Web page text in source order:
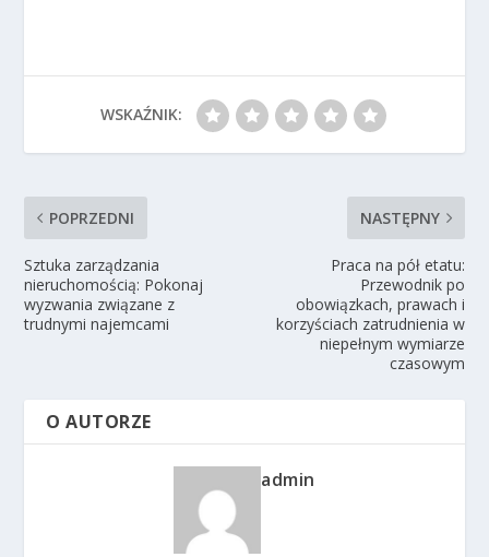
WSKAŹNIK:
POPRZEDNI
Sztuka zarządzania
nieruchomością: Pokonaj
wyzwania związane z
trudnymi najemcami
NASTĘPNY
Praca na pół etatu:
Przewodnik po
obowiązkach, prawach i
korzyściach zatrudnienia w
niepełnym wymiarze
czasowym
O AUTORZE
admin